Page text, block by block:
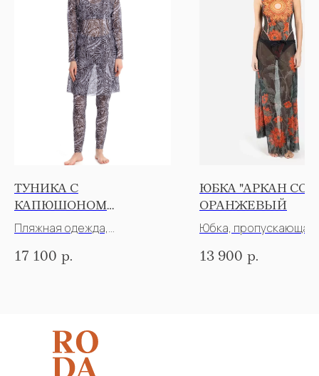
ТУНИКА С
КАПЮШОНОМ
"ПСЕВДОЗЕБРА"
Пляжная одежда,
17 100 р.
ЮБКА "АРКАН
ОРАНЖЕВЫЙ
Юбка, пропускающая
13 900 р.